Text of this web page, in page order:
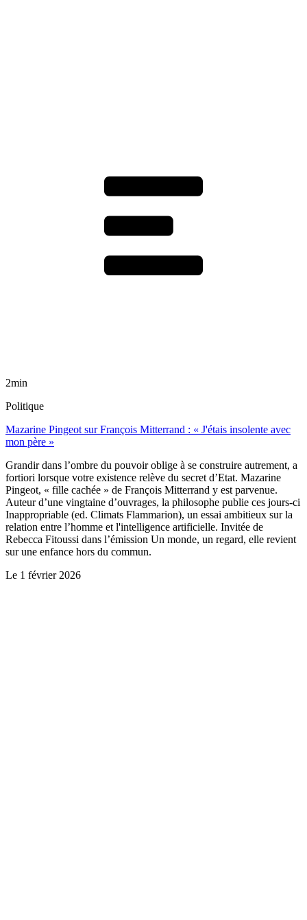
2min
Politique
Mazarine Pingeot sur François Mitterrand : « J'étais insolente avec
mon père »
Grandir dans l’ombre du pouvoir oblige à se construire autrement, a
fortiori lorsque votre existence relève du secret d’Etat. Mazarine
Pingeot, « fille cachée » de François Mitterrand y est parvenue.
Auteur d’une vingtaine d’ouvrages, la philosophe publie ces jours-ci
Inappropriable (ed. Climats Flammarion), un essai ambitieux sur la
relation entre l’homme et l'intelligence artificielle. Invitée de
Rebecca Fitoussi dans l’émission Un monde, un regard, elle revient
sur une enfance hors du commun.
Le 1 février 2026